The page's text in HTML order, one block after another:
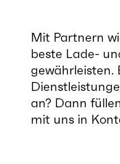
Mit Partnern
beste Lade-
gewährleisten.
an? Dann
mit uns in